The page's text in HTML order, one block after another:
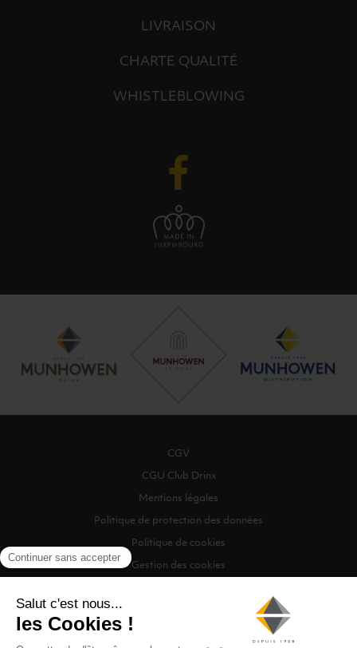
LIVRAISON
CHARTE QUALITÉ
WHISTLEBLOWING
CGV
CGU Club Drinx
Mentions légales
Politique de protection des données
Politique de cookies
Gestion des cookies
©2026 Munhowen Drinx / Tous droits réservés